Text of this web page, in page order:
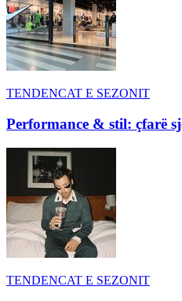
TENDENCAT E SEZONIT
Performance & stil: çfarë
TENDENCAT E SEZONIT